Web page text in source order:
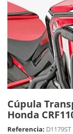
Cúpula
Honda
Referencia: D1179ST